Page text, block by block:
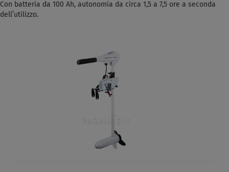
Con batteria da 100 Ah, autonomia da circa 1,5 a 7,5 ore a seconda
dell’utilizzo.